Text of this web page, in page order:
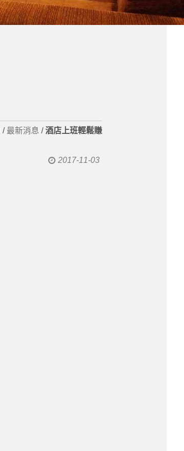
/ 最新消息 /酒店上班輕鬆賺
2017-11-03